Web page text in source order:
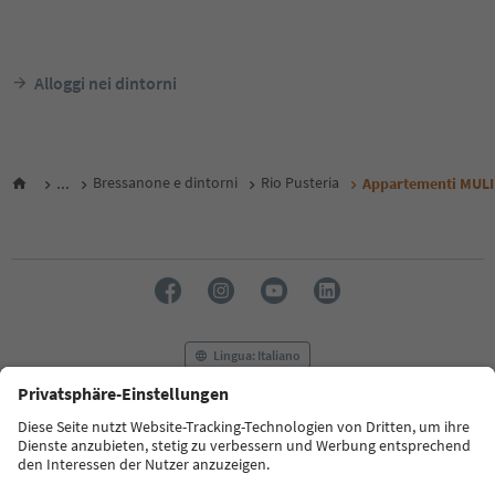
Alloggi nei dintorni
... Bressanone e dintorni Rio Pusteria Appartementi
Lingua: Italiano
FAQ Contatti Press MICE
Privacy Policy
Termini e condizioni
Crediti
Cookie Policy